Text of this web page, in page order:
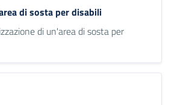
di sosta per disabili
di un'area di sosta per